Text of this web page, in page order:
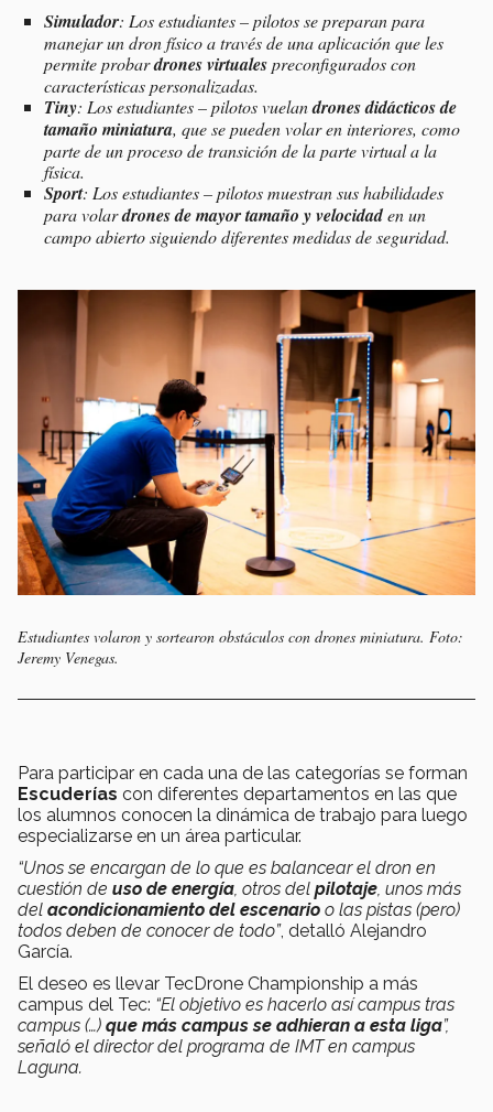
Simulador: Los estudiantes – pilotos se preparan para
manejar un dron físico a través de una aplicación que les
permite probardrones virtualespreconfigurados con
características personalizadas.
Tiny: Los estudiantes – pilotos vuelandrones didácticos de
tamaño miniatura, que se pueden volar en interiores, como
parte de un proceso de transición de la parte virtual a la
física.
Sport: Los estudiantes – pilotos muestran sus habilidades
para volardrones de mayor tamaño y velocidaden un
campo abierto siguiendo diferentes medidas de seguridad.
Estudiantes volaron y sortearon obstáculos con drones miniatura. Foto:
Jeremy Venegas.
Para participar en cada una de las categorías se forman
Escuderías con diferentes departamentos en las que
los alumnos conocen la dinámica de trabajo para luego
especializarse en un área particular.
“Unos se encargan de lo que es balancear el dron en
cuestión de uso de energía, otros del pilotaje, unos más
del acondicionamiento del escenario o las pistas (pero)
todos deben de conocer de todo”, detalló Alejandro
García.
El deseo es llevar TecDrone Championship a más
campus del Tec: “El objetivo es hacerlo así campus tras
campus (…) que más campus se adhieran a esta liga”,
señaló el director del programa de IMT en campus
Laguna.